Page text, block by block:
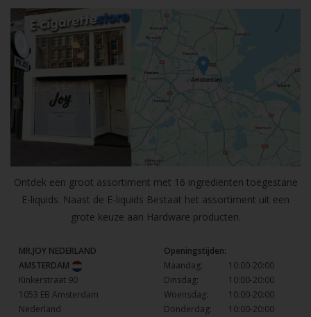
Ontdek een groot assortiment met 16 ingrediënten toegestane
E-liquids. Naast de E-liquids Bestaat het assortiment uit een
grote keuze aan Hardware producten.
MR.JOY NEDERLAND
AMSTERDAM
Kinkerstraat 90
1053 EB Amsterdam
Nederland
Openingstijden:
Maandag:
10:00-20:00
Dinsdag:
10:00-20:00
Woensdag:
10:00-20:00
Donderdag:
10:00-20:00